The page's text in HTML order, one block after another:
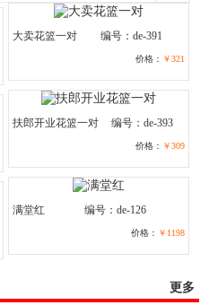
大卖花篮一对 编号：de-391
价格： ￥321
扶郎开业花篮一对 编号：de-393
价格： ￥309
满堂红 编号：de-126
价格： ￥1198
更多